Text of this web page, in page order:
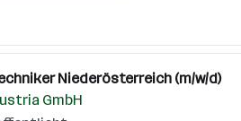
Niederösterreich (m/w/d)
GmbH